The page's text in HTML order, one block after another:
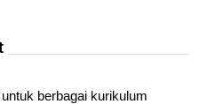
berbagai kurikulum